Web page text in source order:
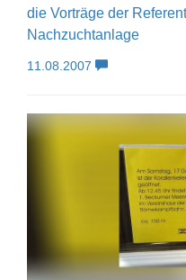
die Vorträge der
Nachzuchtanlage
11.08.2007